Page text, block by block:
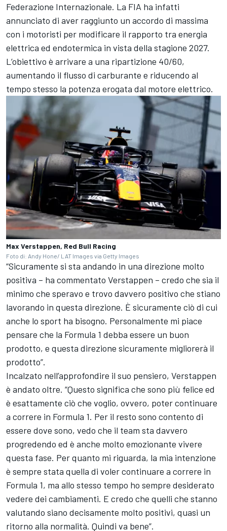
Federazione Internazionale. La FIA ha infatti
annunciato di aver raggiunto un accordo di massima
con i motoristi per modificare il rapporto tra energia
elettrica ed endotermica in vista della stagione 2027.
L’obiettivo è arrivare a una ripartizione 40/60,
aumentando il flusso di carburante e riducendo al
tempo stesso la potenza erogata dal motore elettrico.
Max Verstappen, Red Bull Racing
Foto di: Andy Hone/ LAT Images via Getty Images
“Sicuramente si sta andando in una direzione molto
positiva – ha commentato Verstappen – credo che sia il
minimo che speravo e trovo davvero positivo che stiano
lavorando in questa direzione. È sicuramente ciò di cui
anche lo sport ha bisogno. Personalmente mi piace
pensare che la Formula 1 debba essere un buon
prodotto, e questa direzione sicuramente migliorerà il
prodotto”.
Incalzato nell’approfondire il suo pensiero, Verstappen
è andato oltre. “Questo significa che sono più felice ed
è esattamente ciò che voglio, ovvero, poter continuare
a correre in Formula 1. Per il resto sono contento di
essere dove sono, vedo che il team sta davvero
progredendo ed è anche molto emozionante vivere
questa fase. Per quanto mi riguarda, la mia intenzione
è sempre stata quella di voler continuare a correre in
Formula 1, ma allo stesso tempo ho sempre desiderato
vedere dei cambiamenti. E credo che quelli che stanno
valutando siano decisamente molto positivi, quasi un
ritorno alla normalità. Quindi va bene”.